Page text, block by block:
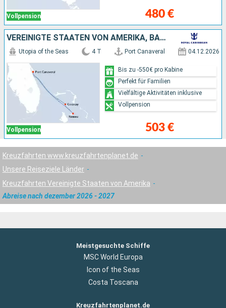
Vollpension 480 €
VEREINIGTE STAATEN VON AMERIKA, BAHAMAS
Vollpension
Utopia of the Seas 4 T Port Canaveral 04.12.2026
503 €
Bis zu -550€ pro Kabine
Perfekt für Familien
Vielfältige Aktivitäten inklusive
Vollpension
Kreuzfahrten www.kreuzfahrtenplanet.de
Unsere Reiseziele Länder
Kreuzfahrten Vereinigte Staaten von Amerika
Abreise nach dezember 2026 - 2027
Meistgesuchte Schiffe
MSC World Europa
Icon of the Seas
Costa Toscana
Kreuzfahrtenplanet.de